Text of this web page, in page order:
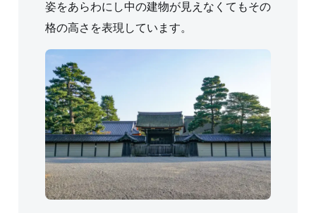
姿をあらわにし中の建物が見えなくてもその
格の高さを表現しています。